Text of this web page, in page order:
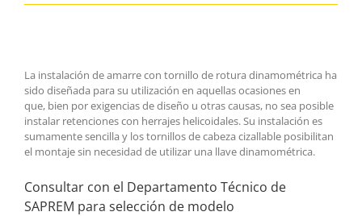
La instalación de amarre con tornillo de rotura dinamométrica ha
sido diseñada para su utilización en aquellas ocasiones en
que, bien por exigencias de diseño u otras causas, no sea posible
instalar retenciones con herrajes helicoidales. Su instalación es
sumamente sencilla y los tornillos de cabeza cizallable posibilitan
el montaje sin necesidad de utilizar una llave dinamométrica.
Consultar con el Departamento Técnico de
SAPREM para selección de modelo